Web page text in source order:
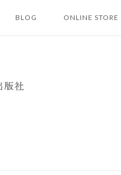
BLOG ONLINE STORE